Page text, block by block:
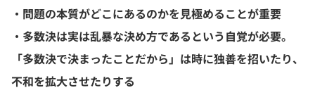
・問題の本質がどこにあるのかを見極めることが重要
・多数決は実は乱暴な決め方であるという自覚が必要。
「多数決で決まったことだから」は時に独善を招いたり、
不和を拡大させたりする